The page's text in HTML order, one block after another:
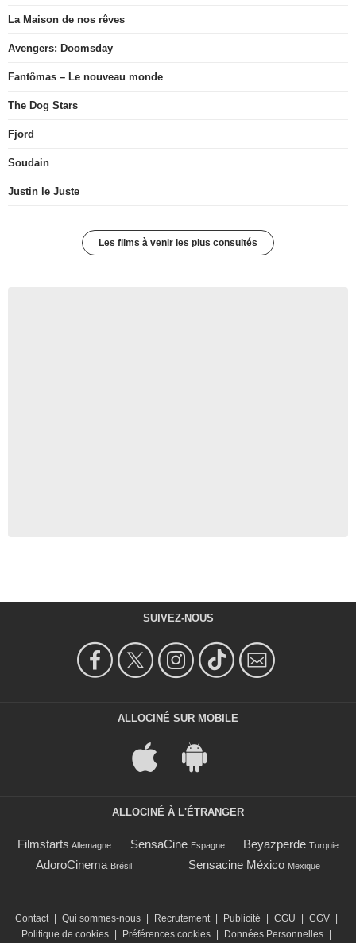
La Maison de nos rêves
Avengers: Doomsday
Fantômas – Le nouveau monde
The Dog Stars
Fjord
Soudain
Justin le Juste
Les films à venir les plus consultés
SUIVEZ-NOUS
ALLOCINÉ SUR MOBILE
ALLOCINÉ À L'ÉTRANGER
Filmstarts Allemagne SensaCine Espagne Beyazperde Turquie
AdoroCinema Brésil Sensacine México Mexique
Contact | Qui sommes-nous | Recrutement | Publicité | CGU | CGV |
Politique de cookies | Préférences cookies | Données Personnelles |